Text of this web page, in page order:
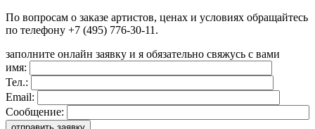
По вопросам о заказе артистов, ценах и условиях обращайтесь
по телефону +7 (495) 776-30-11.
заполните онлайн заявку и я обязательно свяжусь с вами
имя:
Тел.:
Email:
Сообщение: